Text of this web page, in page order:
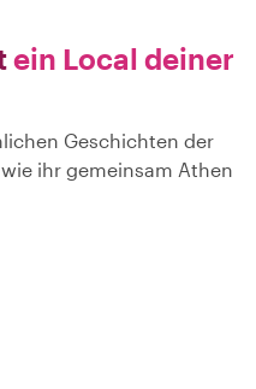
ein Local deiner
Geschichten der
ihr gemeinsam Athen